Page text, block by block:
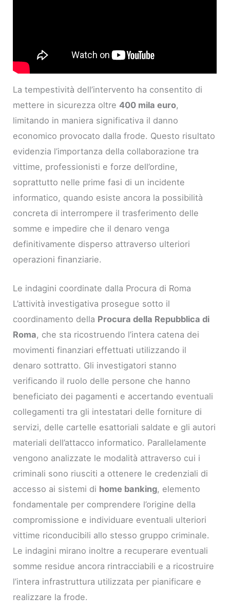
La tempestività dell’intervento ha consentito di
mettere in sicurezza oltre400 mila euro,
limitando in maniera significativa il danno
economico provocato dalla frode. Questo risultato
evidenzia l’importanza della collaborazione tra
vittime, professionisti e forze dell’ordine,
soprattutto nelle prime fasi di un incidente
informatico, quando esiste ancora la possibilità
concreta di interrompere il trasferimento delle
somme e impedire che il denaro venga
definitivamente disperso attraverso ulteriori
operazioni finanziarie.
Le indagini coordinate dalla Procura di Roma
L’attività investigativa prosegue sotto il
coordinamento della Procura della Repubblica di
Roma, che sta ricostruendo l’intera catena dei
movimenti finanziari effettuati utilizzando il
denaro sottratto. Gli investigatori stanno
verificando il ruolo delle persone che hanno
beneficiato dei pagamenti e accertando eventuali
collegamenti tra gli intestatari delle forniture di
servizi, delle cartelle esattoriali saldate e gli autori
materiali dell’attacco informatico. Parallelamente
vengono analizzate le modalità attraverso cui i
criminali sono riusciti a ottenere le credenziali di
accesso ai sistemi di home banking, elemento
fondamentale per comprendere l’origine della
compromissione e individuare eventuali ulteriori
vittime riconducibili allo stesso gruppo criminale.
Le indagini mirano inoltre a recuperare eventuali
somme residue ancora rintracciabili e a ricostruire
l’intera infrastruttura utilizzata per pianificare e
realizzare la frode.